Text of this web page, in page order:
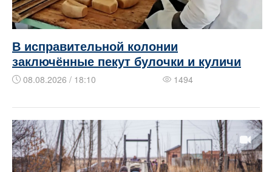
В исправительной колонии
заключённые пекут булочки и куличи
08.08.2026 / 18:10 1494